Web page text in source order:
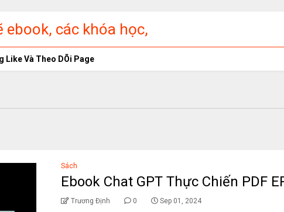
ebook, các khóa học,
phí
Like Và Theo DÕi Page
Sách
Ebook Chat GPT Thực Chiến PDF
Trương Định 0 Sep 01, 2024